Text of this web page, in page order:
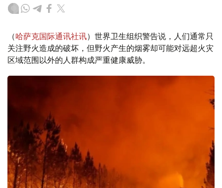
（哈萨克国际通讯社讯）世界卫生组织警告说，人们通常只
关注野火造成的破坏，但野火产生的烟雾却可能对远超火灾
区域范围以外的人群构成严重健康威胁。